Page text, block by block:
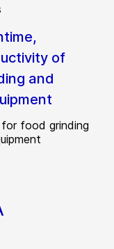
of
and
food grinding